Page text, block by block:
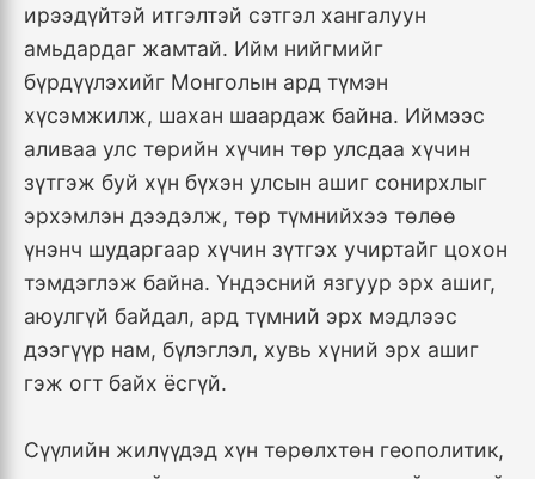
ирээдүйтэй итгэлтэй сэтгэл хангалуун
амьдардаг жамтай. Ийм нийгмийг
бүрдүүлэхийг Монголын ард түмэн
хүсэмжилж, шахан шаардаж байна. Иймээс
аливаа улс төрийн хүчин төр улсдаа хүчин
зүтгэж буй хүн бүхэн улсын ашиг сонирхлыг
эрхэмлэн дээдэлж, төр түмнийхээ төлөө
үнэнч шударгаар хүчин зүтгэх учиртайг цохон
тэмдэглэж байна. Үндэсний язгуур эрх ашиг,
аюулгүй байдал, ард түмний эрх мэдлээс
дээгүүр нам, бүлэглэл, хувь хүний эрх ашиг
гэж огт байх ёсгүй.
Сүүлийн жилүүдэд хүн төрөлхтөн геополитик,